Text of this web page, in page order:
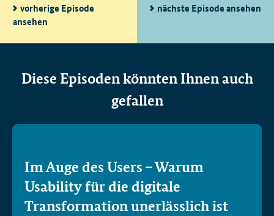
vorherige Episode
ansehen
nächste Episode ansehen
Diese Episoden könnten Ihnen auch
gefallen
Im Auge des Users – Warum
Usabilityfür die digitale
Transformation unerlässlich ist